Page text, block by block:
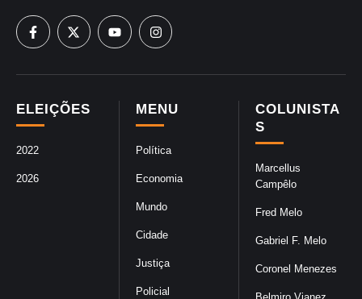
COLUNISTA
S
Marcellus
Campêlo
Fred Melo
Gabriel F. Melo
Coronel Menezes
MENU
Política
Economia
Mundo
Cidade
Justiça
Policial
ELEIÇÕES
2022
2026